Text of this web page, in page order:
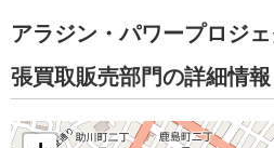
アラジン・パワープロジ
張買取販売部門の詳細情報